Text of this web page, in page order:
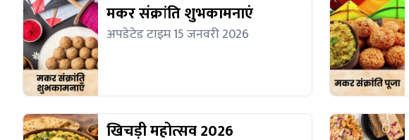
मकर संक्रांति शुभकामनाएं
अपडेटेड टाइम 15 जनवरी 2026
खिचड़ी महोत्सव 2026